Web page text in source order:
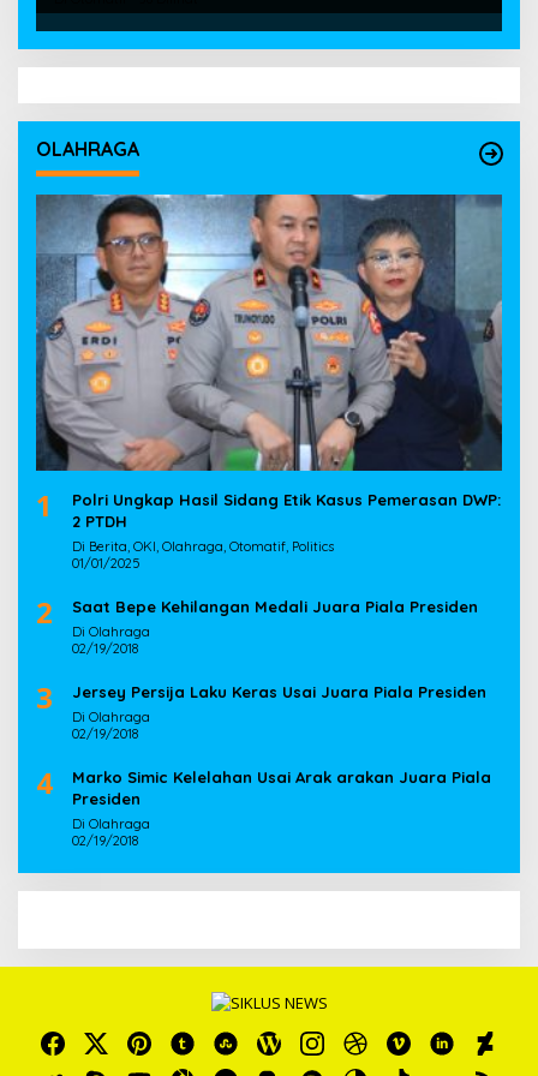
OLAHRAGA
1
Polri Ungkap Hasil Sidang Etik Kasus Pemerasan DWP:
2 PTDH
Di Berita, OKI, Olahraga, Otomatif, Politics
01/01/2025
2 Saat Bepe Kehilangan Medali Juara Piala Presiden
Di Olahraga
02/19/2018
3 Jersey Persija Laku Keras Usai Juara Piala Presiden
Di Olahraga
02/19/2018
4
Marko Simic Kelelahan Usai Arak arakan Juara Piala
Presiden
Di Olahraga
02/19/2018